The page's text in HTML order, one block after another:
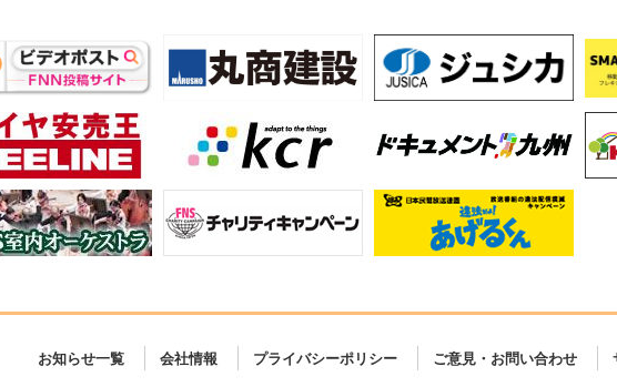
お知らせ一覧 会社情報 プライバシーポリシー ご意見・お問い合わせ